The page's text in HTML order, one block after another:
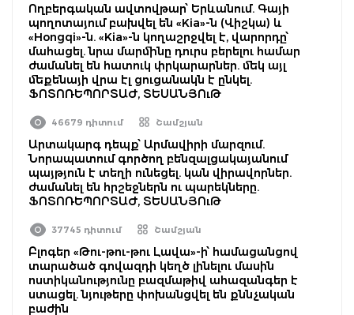
Ողբերգական ավտովթար՝ Երևանում. Գայի
պողոտայում բախվել են «Kia»-ն (Վիշկա) և
«Hongqi»-ն. «Kia»-ն կողաշրջվել է, վարորդը՝
մահացել. նրա մարմինը դուրս բերելու համար
ժամանել են հատուկ փրկարարներ. մեկ այլ
մեքենայի վրա էլ ցուցանակն է ընկել.
ՖՈՏՈՌԵՊՈՐՏԱԺ, ՏԵՍԱՆՅՈւԹ
46679 դիտում Շամշյան
Արտակարգ դեպք՝ Արմավիրի մարզում.
Նորապատում գործող բենզալցակայանում
պայթյուն է տեղի ունեցել. կան վիրավորներ.
ժամանել են հրշեջներն ու պարեկները.
ՖՈՏՈՌԵՊՈՐՏԱԺ, ՏԵՍԱՆՅՈւԹ
37745 դիտում Շամշյան
Բլոգեր «Թու-թու-թու Լավա»-ի՝ համացանցով
տարածած գովազդի կեղծ լինելու մասին
ոստիկանությունը բազմաթիվ ահազանգեր է
ստացել. նյութերը փոխանցվել են քննչական
բաժին